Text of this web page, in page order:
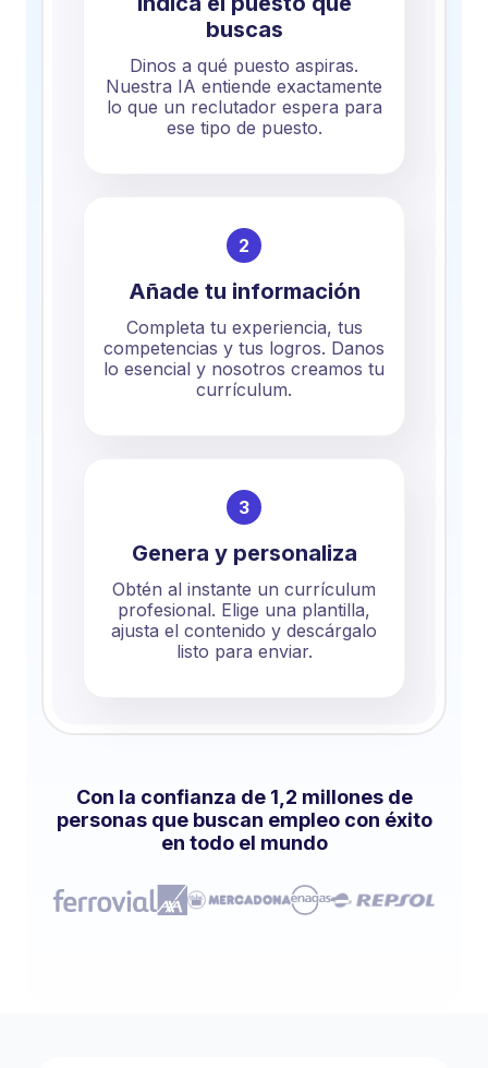
buscas
Dinos a qué puesto aspiras.
Nuestra IA entiende exactamente
lo que un reclutador espera para
ese tipo de puesto.
2
Añade tu información
Completa tu experiencia, tus
competencias y tus logros. Danos
lo esencial y nosotros creamos tu
currículum.
3
Genera y personaliza
Obtén al instante un currículum
profesional. Elige una plantilla,
ajusta el contenido y descárgalo
listo para enviar.
Con la confianza de 1,2 millones de
personas que buscan empleo con éxito
en todo el mundo